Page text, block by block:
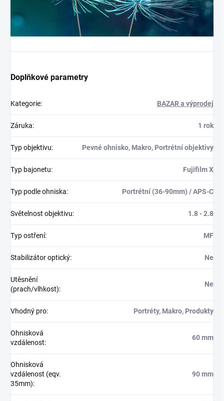
Doplňkové parametry
Kategorie: BAZAR a výprodej
Záruka: 1 rok
Typ objektivu: Pevné ohnisko, Makro, Portrétní objektivy
Typ bajonetu: Fujifilm X
Typ podle ohniska: Portrétní (36-90mm) / APS-C
Světelnost objektivu: 1.8 - 2.8
Typ ostření: MF
Stabilizátor optický: Ne
Utěsnění
(prach/vlhkost):
Ne
Vhodný pro: Portréty, Makro, Produkty
Ohnisková
vzdálenost:
60 mm
Ohnisková
vzdálenost (eqv.
35mm):
90 mm